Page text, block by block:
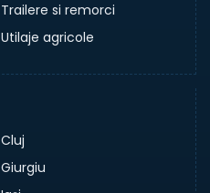
Trailere si remorci
Utilaje agricole
Cluj
Giurgiu